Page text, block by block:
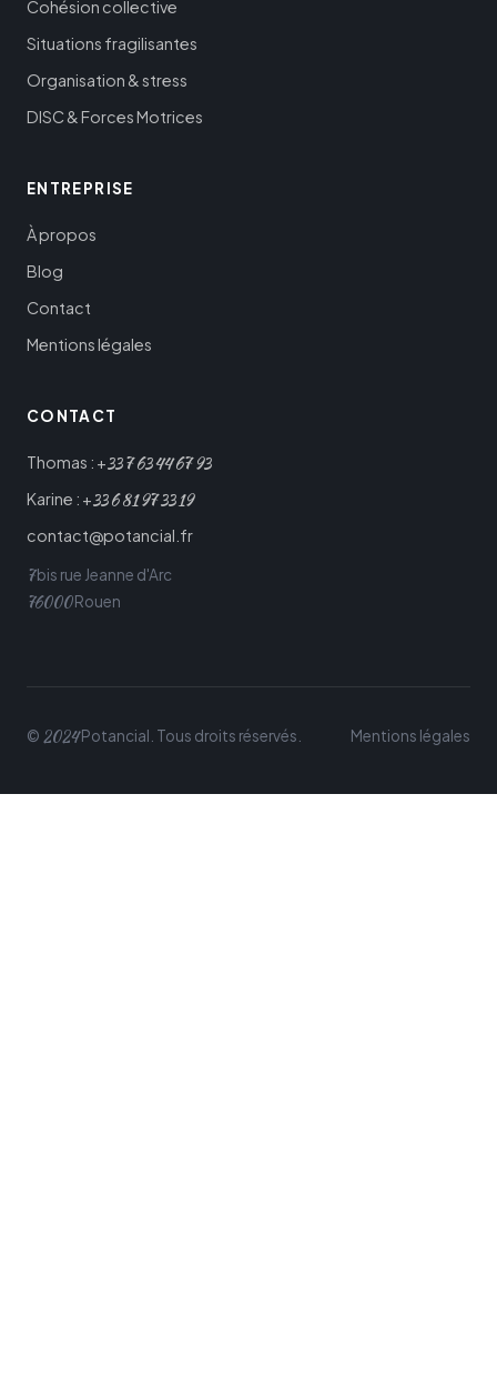
Cohésion collective
Situations fragilisantes
Organisation & stress
DISC & Forces Motrices
ENTREPRISE
À propos
Blog
Contact
Mentions légales
CONTACT
Thomas : +33763446793
Karine : +336819733 19
contact@potancial.fr
7bis rue Jeanne d'Arc
76000Rouen
© 2024Potancial. Tous droits réservés. Mentions légales